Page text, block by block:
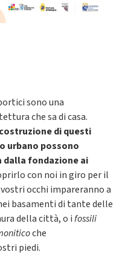
sono una
che sa di casa.
di questi
urbano possono
fondazione ai
con noi in giro per il
occhi impareranno a
basamenti di tante delle
della città, o ifossili
che
piedi.